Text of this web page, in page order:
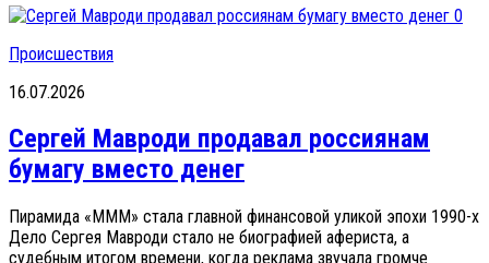
0
Происшествия
16.07.2026
Сергей Мавроди продавал россиянам
бумагу вместо денег
Пирамида «МММ» стала главной финансовой уликой эпохи 1990-х
Дело Сергея Мавроди стало не биографией афериста, а
судебным итогом времени, когда реклама звучала громче